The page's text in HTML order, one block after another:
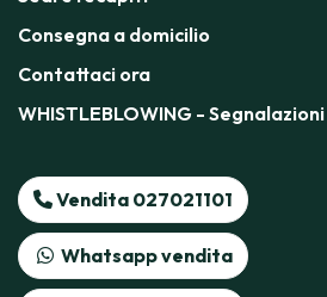
Consegna a domicilio
Contattaci ora
WHISTLEBLOWING - Segnalazioni
Vendita 027021101
Whatsapp vendita